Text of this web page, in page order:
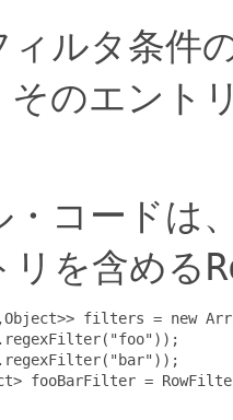
ィルタ条件
そのエント
・コードは
リを含める
filters = new
fooBarFilter =